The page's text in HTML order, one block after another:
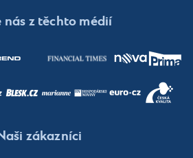
nás z těchto médií
zákazníci